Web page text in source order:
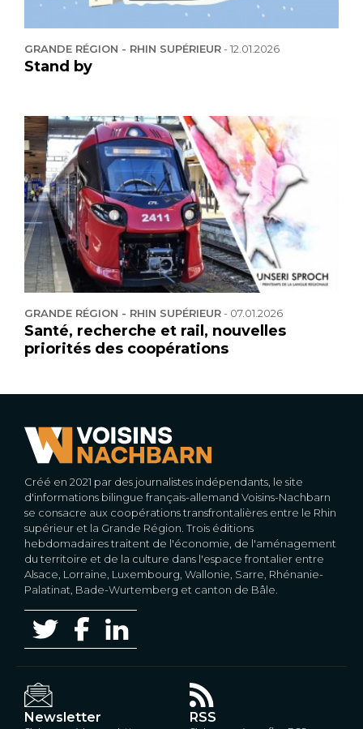
GRANDE RÉGION - RHIN SUPÉRIEUR-12.01.2026
Stand by
GRANDE RÉGION - RHIN SUPÉRIEUR- 07.01.2026
Santé, recherche et rail, nouvelles
priorités des coopérations
Créé en 2021 par des journalistes indépendants, le site
d'informations bilingue français-allemand Voisins-Nachbarn
se consacre aux coopérations transfrontalières entre le Rhin
supérieur et la Grande Région. Trois éditions
hebdomadaires traitent de l'économie, de l'aménagement
du territoire et de la culture dans l'espace frontalier entre
Alsace, Lorraine, Luxembourg, Wallonie, Sarre, Rhénanie-
Palatinat, Bade-Wurtemberg et canton de Bâle.
Newsletter RSS